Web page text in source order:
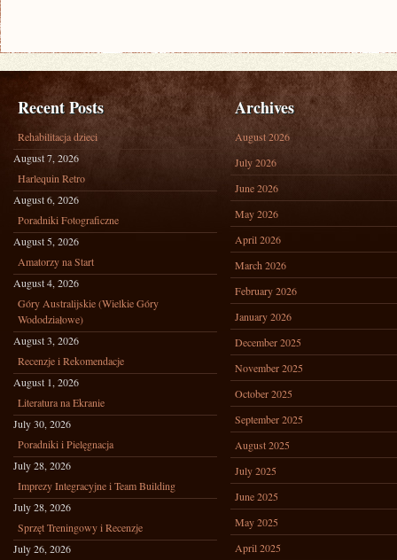
Recent Posts
Rehabilitacja dzieci
August 7, 2026
Harlequin Retro
August 6, 2026
Poradniki Fotograficzne
August 5, 2026
Amatorzy na Start
August 4, 2026
Góry Australijskie (Wielkie Góry
Wododziałowe)
August 3, 2026
Recenzje i Rekomendacje
August 1, 2026
Literatura na Ekranie
July 30, 2026
Poradniki i Pielęgnacja
July 28, 2026
Imprezy Integracyjne i Team Building
July 28, 2026
Sprzęt Treningowy i Recenzje
July 26, 2026
Archives
August 2026
July 2026
June 2026
May 2026
April 2026
March 2026
February 2026
January 2026
December 2025
November 2025
October 2025
September 2025
August 2025
July 2025
June 2025
May 2025
April 2025